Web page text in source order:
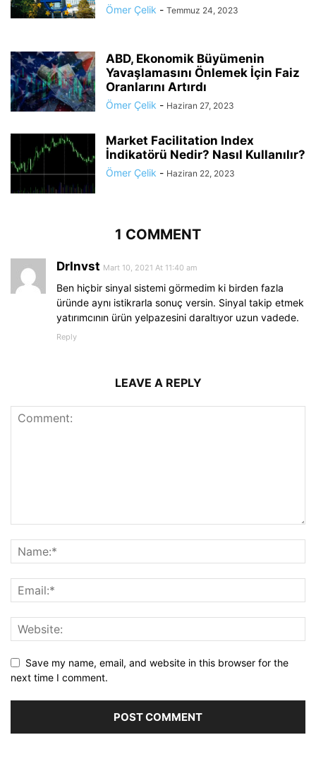
Ömer Çelik - Temmuz 24, 2023
ABD, Ekonomik Büyümenin
Yavaşlamasını Önlemek İçin Faiz
Oranlarını Artırdı
Ömer Çelik - Haziran 27, 2023
Market Facilitation Index
İndikatörü Nedir? Nasıl Kullanılır?
Ömer Çelik - Haziran 22, 2023
1 COMMENT
DrInvst Mart 10, 2021 At 11:40 am
Ben hiçbir sinyal sistemi görmedim ki birden fazla
üründe aynı istikrarla sonuç versin. Sinyal takip etmek
yatırımcının ürün yelpazesini daraltıyor uzun vadede.
Reply
LEAVE A REPLY
Save my name, email, and website in this browser for the
next time I comment.